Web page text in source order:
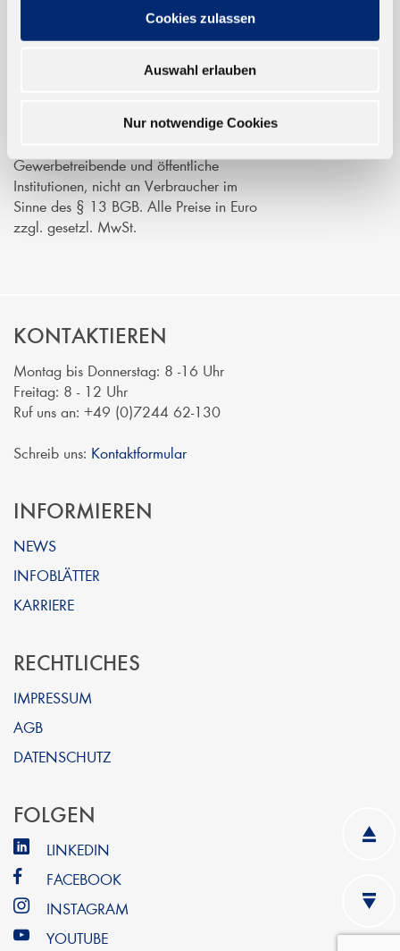
Cookies zulassen
Auswahl erlauben
Nur notwendige Cookies
TRUSTED SHOP
Gewerbetreibende und öffentliche
Institutionen, nicht an Verbraucher im
Sinne des § 13 BGB. Alle Preise in Euro
zzgl. gesetzl. MwSt.
KONTAKTIEREN
Montag bis Donnerstag: 8 -16 Uhr
Freitag: 8 - 12 Uhr
Ruf uns an: +49 (0)7244 62-130
Schreib uns: Kontaktformular
INFORMIEREN
NEWS
INFOBLÄTTER
KARRIERE
RECHTLICHES
IMPRESSUM
AGB
DATENSCHUTZ
FOLGEN
LINKEDIN
FACEBOOK
INSTAGRAM
YOUTUBE